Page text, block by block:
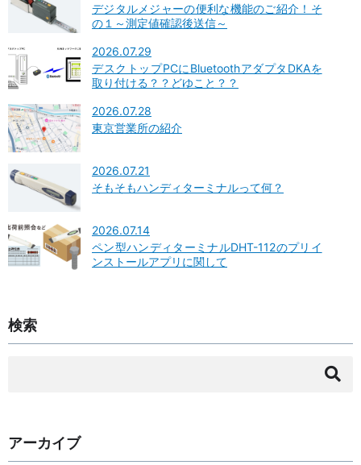
デジタルメジャーの便利な機能のご紹介！そ
の１～測定値確認後送信～
2026.07.29
デスクトップPCにBluetoothアダプタDKAを
取り付ける？？どゆこと？？
2026.07.28
東京営業所の紹介
2026.07.21
そもそもハンディターミナルって何？
2026.07.14
ペン型ハンディターミナルDHT-112のプリイ
ンストールアプリに関して
検索
アーカイブ